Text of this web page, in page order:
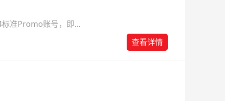
准Promo账号，即可
查看详情